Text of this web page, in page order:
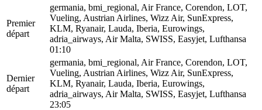
Premier
départ
germania, bmi_regional, Air France, Corendon, LOT,
Vueling, Austrian Airlines, Wizz Air, SunExpress,
KLM, Ryanair, Lauda, Iberia, Eurowings,
adria_airways, Air Malta, SWISS, Easyjet, Lufthansa
01:10
Dernier
départ
germania, bmi_regional, Air France, Corendon, LOT,
Vueling, Austrian Airlines, Wizz Air, SunExpress,
KLM, Ryanair, Lauda, Iberia, Eurowings,
adria_airways, Air Malta, SWISS, Easyjet, Lufthansa
23:05